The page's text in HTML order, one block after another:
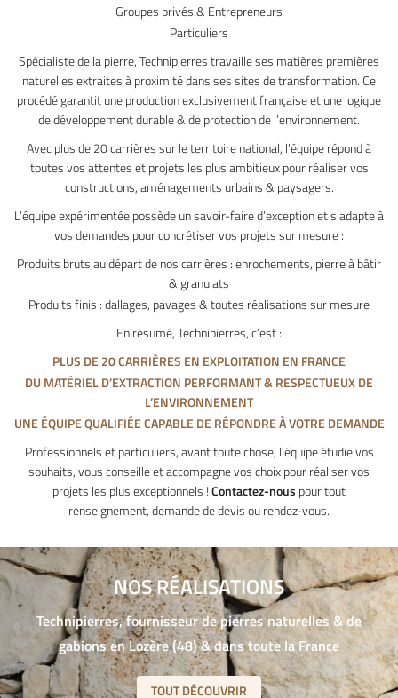
Groupes privés & Entrepreneurs
Particuliers
Spécialiste de la pierre, Technipierres travaille ses matières premières
naturelles extraites à proximité dans ses sites de transformation. Ce
procédé garantit une production exclusivement française et une logique
de développement durable & de protection de l’environnement.
Avec plus de 20 carrières sur le territoire national, l’équipe répond à
toutes vos attentes et projets les plus ambitieux pour réaliser vos
constructions, aménagements urbains & paysagers.
L’équipe expérimentée possède un savoir-faire d’exception et s’adapte à
vos demandes pour concrétiser vos projets sur mesure :
Produits bruts au départ de nos carrières : enrochements, pierre à bâtir
& granulats
Produits finis : dallages, pavages & toutes réalisations sur mesure
En résumé, Technipierres, c’est :
PLUS DE 20 CARRIÈRES EN EXPLOITATION EN FRANCE
DU MATÉRIEL D’EXTRACTION PERFORMANT & RESPECTUEUX DE
L’ENVIRONNEMENT
UNE ÉQUIPE QUALIFIÉE CAPABLE DE RÉPONDRE À VOTRE DEMANDE
Professionnels et particuliers, avant toute chose, l’équipe étudie vos
souhaits, vous conseille et accompagne vos choix pour réaliser vos
projets les plus exceptionnels !Contactez-nous pour tout
renseignement, demande de devis ou rendez-vous.
NOS RÉALISATIONS
Technipierres, fournisseur de pierres naturelles & de
gabions en Lozère (48) & dans toute la France
TOUT DÉCOUVRIR